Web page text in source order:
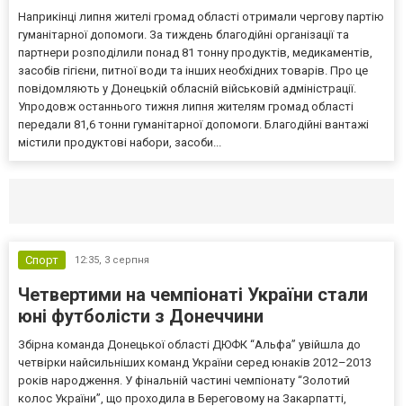
Наприкінці липня жителі громад області отримали чергову партію
гуманітарної допомоги. За тиждень благодійні організації та
партнери розподілили понад 81 тонну продуктів, медикаментів,
засобів гігієни, питної води та інших необхідних товарів. Про це
повідомляють у Донецькій обласній військовій адміністрації.
Упродовж останнього тижня липня жителям громад області
передали 81,6 тонни гуманітарної допомоги. Благодійні вантажі
містили продуктові набори, засоби...
Спорт 12:35, 3 серпня
Четвертими на чемпіонаті України стали
юні футболісти з Донеччини
Збірна команда Донецької області ДЮФК “Альфа” увійшла до
четвірки найсильніших команд України серед юнаків 2012–2013
років народження. У фінальній частині чемпіонату “Золотий
колос України”, що проходила в Береговому на Закарпатті,